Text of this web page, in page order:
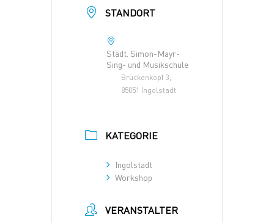
STANDORT
Städt. Simon-Mayr-
Sing- und Musikschule
Brückenkopf 3,
85051 Ingolstadt
KATEGORIE
Ingolstadt
Workshop
VERANSTALTER